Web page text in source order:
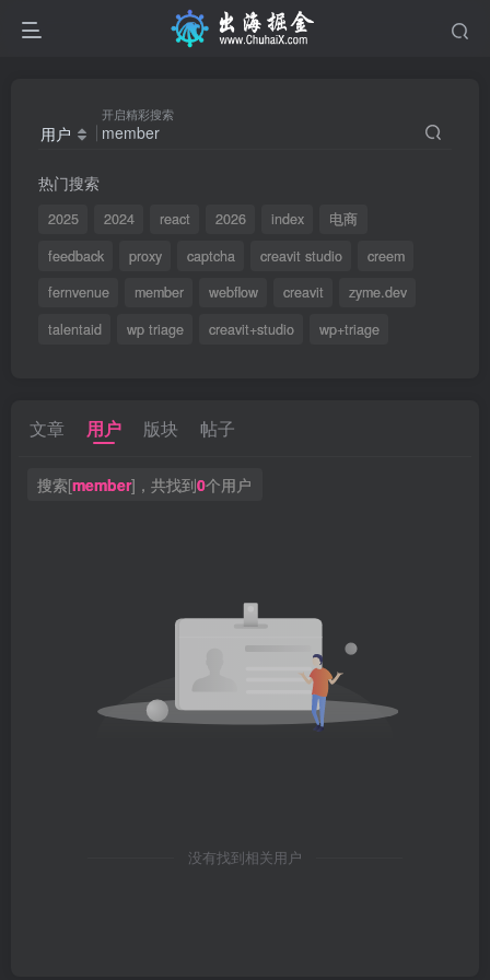
用户
开启精彩搜索
热门搜索
2025 2024 react 2026 index
电商
feedback
proxy captcha creavit studio
creem
fernvenue
member webflow creavit
zyme.dev
talentaid
wp triage creavit+studio wp+triage
文章 用户 版块 帖子
搜索[member]，共找到0个用户
没有找到相关用户